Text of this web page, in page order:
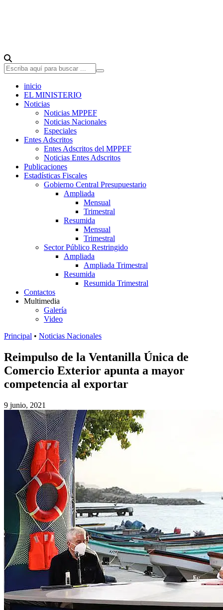
inicio
EL MINISTERIO
Noticias
Noticias MPPEF
Noticias Nacionales
Especiales
Entes Adscritos
Entes Adscritos del MPPEF
Noticias Entes Adscritos
Publicaciones
Estadísticas Fiscales
Gobierno Central Presupuestario
Ampliada
Mensual
Trimestral
Resumida
Mensual
Trimestral
Sector Público Restringido
Ampliada
Ampliada Trimestral
Resumida
Resumida Trimestral
Contactos
Multimedia
Galería
Video
Principal • Noticias Nacionales
Reimpulso de la Ventanilla Única de
Comercio Exterior apunta a mayor
competencia al exportar
9 junio, 2021